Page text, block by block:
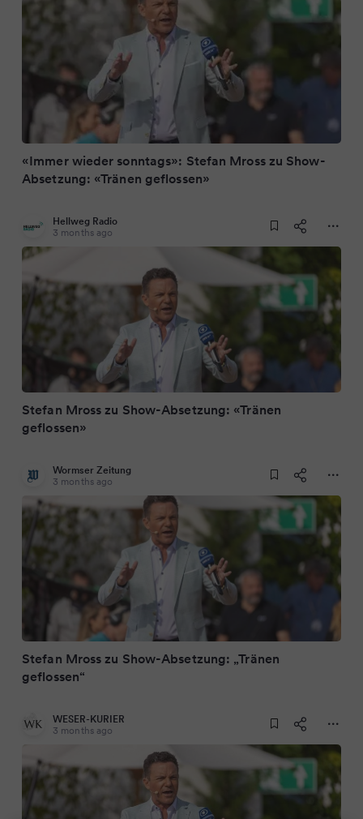
«Immer wieder sonntags»: Stefan Mross zu Show-
Absetzung: «Tränen geflossen»
Hellweg Radio
3 months ago
Stefan Mross zu Show-Absetzung: «Tränen
geflossen»
Wormser Zeitung
3 months ago
Stefan Mross zu Show-Absetzung: „Tränen
geflossen“
WESER-KURIER
3 months ago